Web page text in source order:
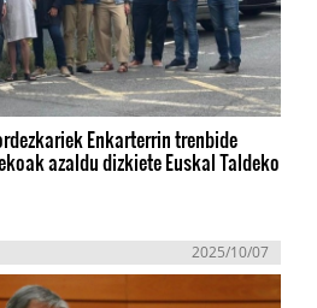
Enkarterrin trenbide
azaldu dizkiete Euskal Taldeko
2025/10/07